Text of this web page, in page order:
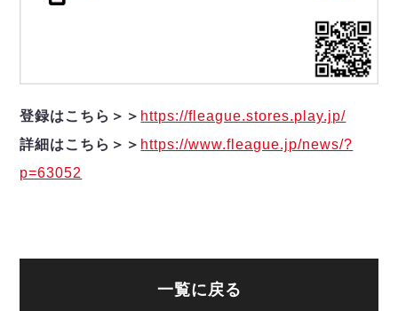
登録はこちら＞＞ https://fleague.stores.play.jp/
詳細はこちら＞＞ https://www.fleague.jp/news/?
p=63052
一覧に戻る